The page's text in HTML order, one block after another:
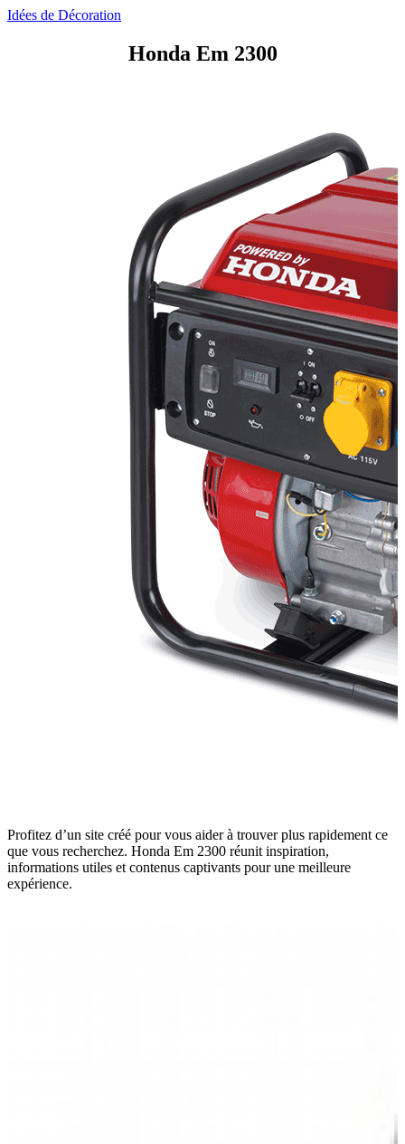
Idées de Décoration
Honda Em 2300
Profitez d’un site créé pour vous aider à trouver plus rapidement ce
que vous recherchez. Honda Em 2300 réunit inspiration,
informations utiles et contenus captivants pour une meilleure
expérience.